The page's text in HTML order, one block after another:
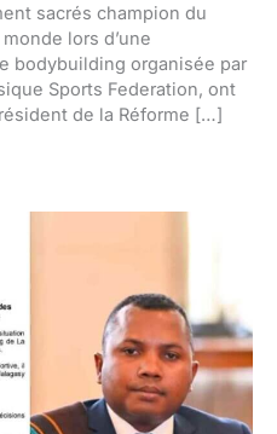
sacrés champion du
lors d’une
bodybuilding organisée par
Sports Federation, ont
de la Réforme […]